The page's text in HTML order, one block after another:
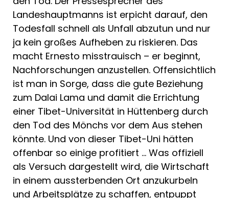
Landeshauptmanns ist erpicht darauf, den
Todesfall schnell als Unfall abzutun und nur
ja kein großes Aufheben zu riskieren. Das
macht Ernesto misstrauisch – er beginnt,
Nachforschungen anzustellen. Offensichtlich
ist man in Sorge, dass die gute Beziehung
zum Dalai Lama und damit die Errichtung
einer Tibet-Universität in Hüttenberg durch
den Tod des Mönchs vor dem Aus stehen
könnte. Und von dieser Tibet-Uni hätten
offenbar so einige profitiert … Was offiziell
als Versuch dargestellt wird, die Wirtschaft
in einem aussterbenden Ort anzukurbeln
und Arbeitsplätze zu schaffen, entpuppt